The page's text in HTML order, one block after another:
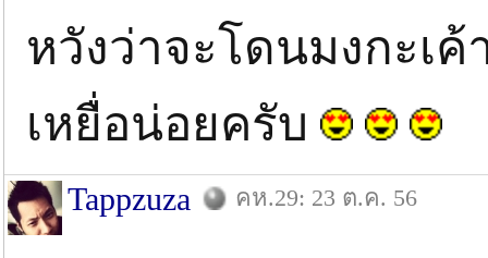
หวังว่าจะโดนมงกะเ
เหยื่อน่อยครับ
Tappzuza คห.29: 23 ต.ค. 56